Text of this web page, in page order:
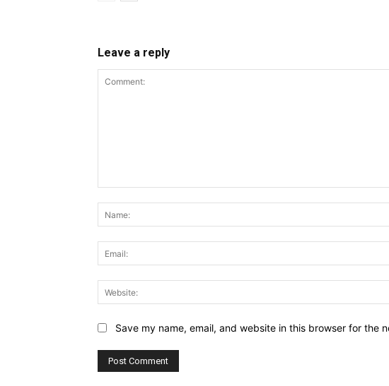
Leave a reply
Save my name, email, and website in this browser for the